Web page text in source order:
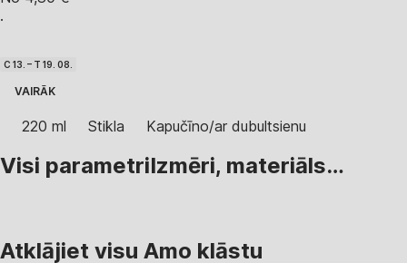
·
C 13. – T 19. 08.
VAIRĀK
220 ml Stikla Kapučīno/ar dubultsienu
Visi parametriIzmēri, materiāls…
Atklājiet visu Amo klāstu